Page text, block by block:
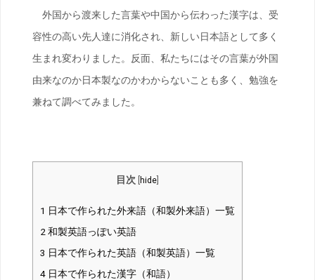
外国から渡来した言葉や中国から伝わった漢字は、受
容性の高い先人達に消化され、新しい日本語として多く
生まれ変わりました。反面、私たちにはその言葉が外国
由来なのか日本製なのかわからないことも多く、勉強を
兼ねて調べてみました。
目次 hide]
1 日本で作られた外来語（和製外来語）一覧
2 和製英語っぽい英語
3 日本で作られた英語（和製英語）一覧
4日本で作られた漢字（和語）